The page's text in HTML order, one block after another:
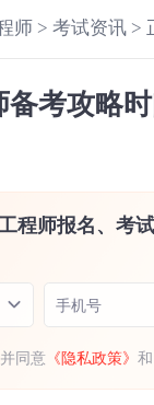
师 >考试资讯 >
备考攻略
程师报名、考
手机号
同意 《隐私政策》和